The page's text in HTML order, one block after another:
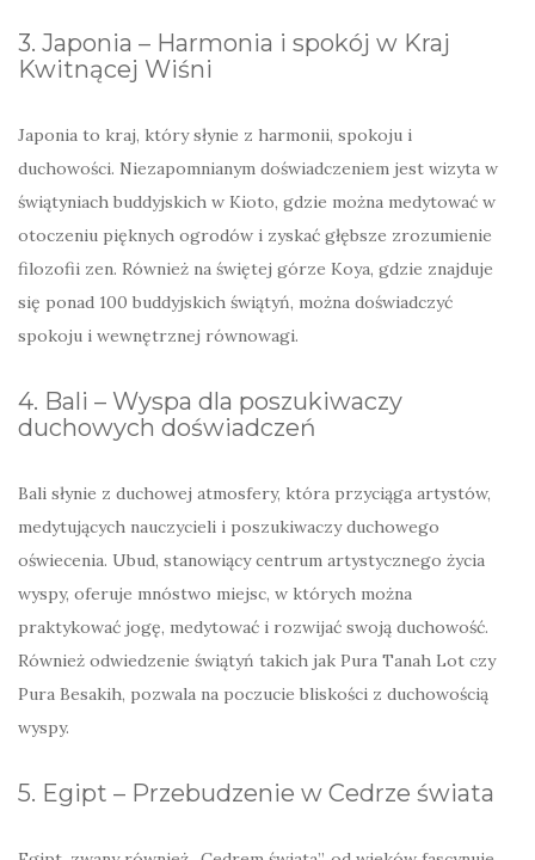
3. Japonia – Harmonia i spokój w Kraj
Kwitnącej Wiśni
Japonia to kraj, który słynie z harmonii, spokoju i
duchowości. Niezapomnianym doświadczeniem jest wizyta w
świątyniach buddyjskich w Kioto, gdzie można medytować w
otoczeniu pięknych ogrodów i zyskać głębsze zrozumienie
filozofii zen. Również na świętej górze Koya, gdzie znajduje
się ponad 100 buddyjskich świątyń, można doświadczyć
spokoju i wewnętrznej równowagi.
4. Bali – Wyspa dla poszukiwaczy
duchowych doświadczeń
Bali słynie z duchowej atmosfery, która przyciąga artystów,
medytujących nauczycieli i poszukiwaczy duchowego
oświecenia. Ubud, stanowiący centrum artystycznego życia
wyspy, oferuje mnóstwo miejsc, w których można
praktykować jogę, medytować i rozwijać swoją duchowość.
Również odwiedzenie świątyń takich jak Pura Tanah Lot czy
Pura Besakih, pozwala na poczucie bliskości z duchowością
wyspy.
5. Egipt – Przebudzenie w Cedrze świata